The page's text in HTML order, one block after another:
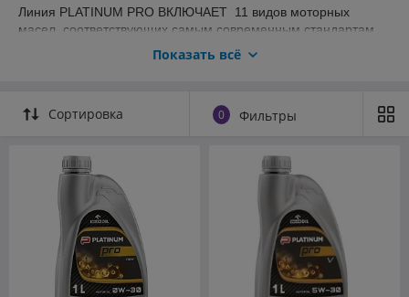
Линия PLATINUM PRO ВКЛЮЧАЕТ 11 видов моторных
масел, соответствующих самым современным стандартам
владельцев автотранспорта, ценящих качество.
Показать всё
Сортировка 0 Фильтры